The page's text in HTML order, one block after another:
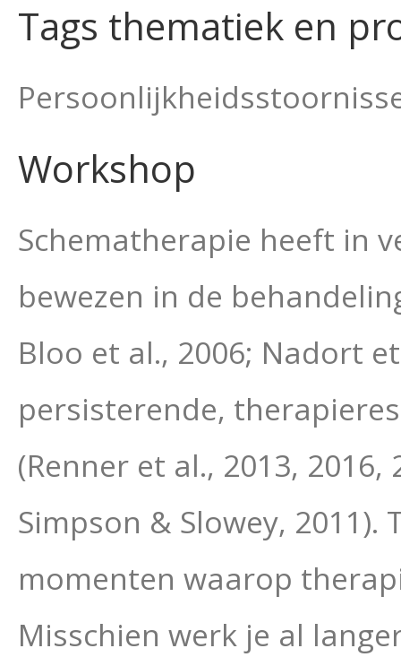
Tags thematiek en
Workshop
Schematherapie heeft in
bewezen in de
Bloo et al., 2006; Nadort
persisterende,
(Renner et al., 2013,
Simpson & Slowey,
momenten waarop
Misschien werk je al